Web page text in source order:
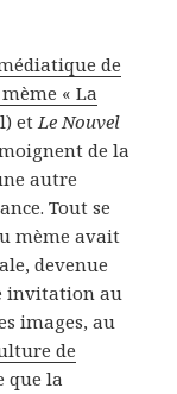
de
« La
etLe Nouvel
de la
autre
Tout se
mème avait
devenue
invitation au
images, au
de
que la